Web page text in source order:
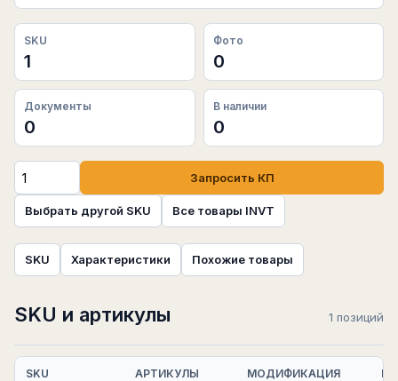
SKU
1
Фото
0
Документы
0
В наличии
0
Запросить КП
Выбрать другой SKU Все товары INVT
SKU Характеристики Похожие товары
SKU и артикулы 1 позиций
SKU АРТИКУЛЫ МОДИФИКАЦИЯ